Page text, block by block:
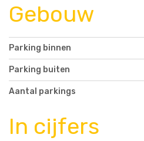
Gebouw
Parking binnen
Parking buiten
Aantal parkings
In cijfers